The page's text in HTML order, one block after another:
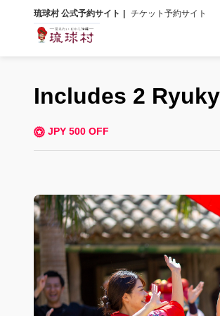
琉球村 公式予約サイト チケット予約サイト
Includes 2
JPY 500 OFF